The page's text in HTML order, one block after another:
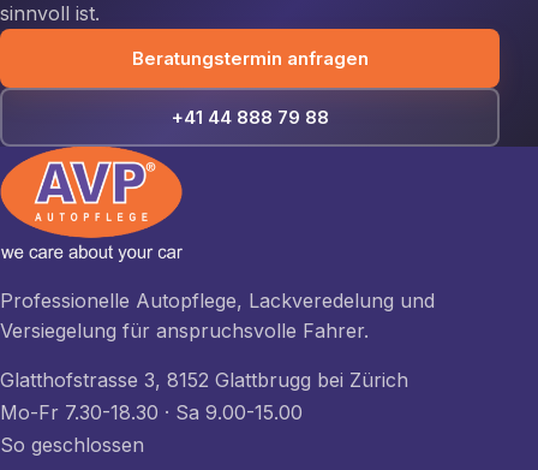
sinnvoll ist.
Beratungstermin anfragen
+41 44 888 79 88
Professionelle Autopflege, Lackveredelung und
Versiegelung für anspruchsvolle Fahrer.
Glatthofstrasse 3, 8152 Glattbrugg bei Zürich
Mo-Fr 7.30-18.30 · Sa 9.00-15.00
So geschlossen